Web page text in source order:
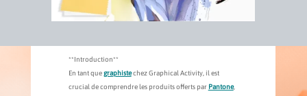
**Introduction**
En tant quegraphistechez Graphical Activity, il est
crucial de comprendre les produits offerts par Pantone,